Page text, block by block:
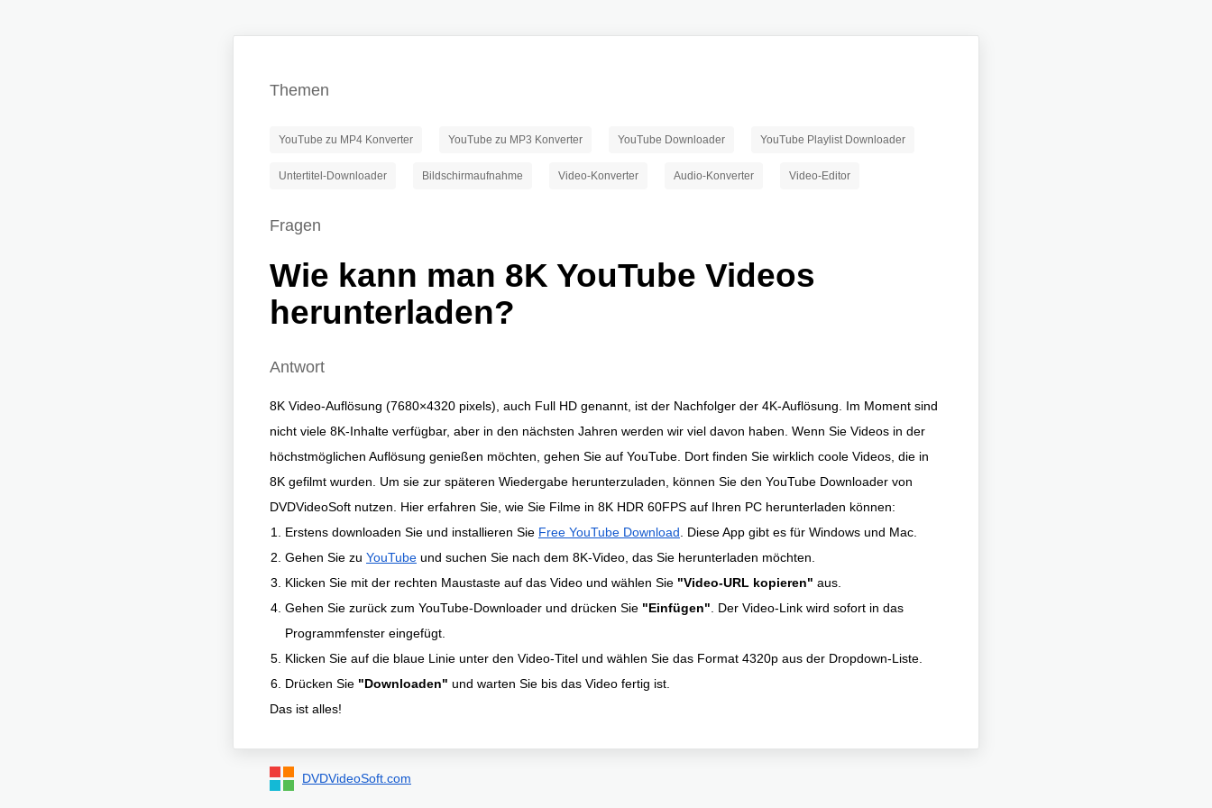
Themen
YouTube zu MP4 Konverter YouTube zu MP3 Konverter YouTube Downloader YouTube Playlist Downloader
Untertitel-Downloader Bildschirmaufnahme Video-Konverter Audio-Konverter Video-Editor
Fragen
Wie kann man 8K YouTube Videos
herunterladen?
Antwort
8K Video-Auflösung (7680×4320 pixels), auch Full HD genannt, ist der Nachfolger der 4K-Auflösung. Im Moment sind
nicht viele 8K-Inhalte verfügbar, aber in den nächsten Jahren werden wir viel davon haben. Wenn Sie Videos in der
höchstmöglichen Auflösung genießen möchten, gehen Sie auf YouTube. Dort finden Sie wirklich coole Videos, die in
8K gefilmt wurden. Um sie zur späteren Wiedergabe herunterzuladen, können Sie den YouTube Downloader von
DVDVideoSoft nutzen. Hier erfahren Sie, wie Sie Filme in 8K HDR 60FPS auf Ihren PC herunterladen können:
Erstens downloaden Sie und installieren Sie Free YouTube Download . Diese App gibt es für Windows und Mac.
Gehen Sie zu YouTube und suchen Sie nach dem 8K-Video, das Sie herunterladen möchten.
Klicken Sie mit der rechten Maustaste auf das Video und wählen Sie "Video-URL kopieren" aus.
Gehen Sie zurück zum YouTube-Downloader und drücken Sie "Einfügen" . Der Video-Link wird sofort in das
Programmfenster eingefügt.
Klicken Sie auf die blaue Linie unter den Video-Titel und wählen Sie das Format 4320p aus der Dropdown-Liste.
Drücken Sie "Downloaden" und warten Sie bis das Video fertig ist.
Das ist alles!
DVDVideoSoft.com